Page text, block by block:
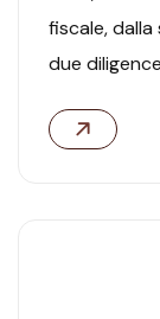
fiscale,
due